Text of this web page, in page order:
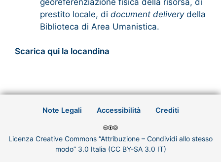
prestito locale, di document deliverydella
Biblioteca di Area Umanistica.
Scarica qui la locandina
Note Legali Accessibilità Crediti
Licenza Creative Commons “Attribuzione – Condividi allo stesso
modo” 3.0 Italia (CC BY-SA 3.0 IT)